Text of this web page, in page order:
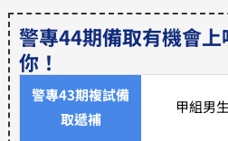
警專44期備取有機會
你！
警專43期複試備
取遞補
甲組男生